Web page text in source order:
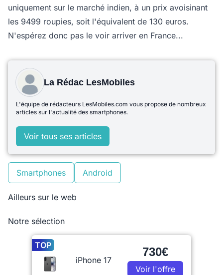
uniquement sur le marché indien, à un prix avoisinant
les 9499 roupies, soit l'équivalent de 130 euros.
N'espérez donc pas le voir arriver en France...
La Rédac LesMobiles
L'équipe de rédacteurs LesMobiles.com vous propose de nombreux
articles sur l'actualité des smartphones.
Voir tous ses articles
Smartphones Android
Ailleurs sur le web
Notre sélection
TOP
iPhone 17
730€
Voir l'offre